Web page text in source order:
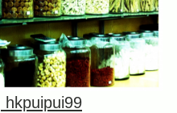
hkpuipui99